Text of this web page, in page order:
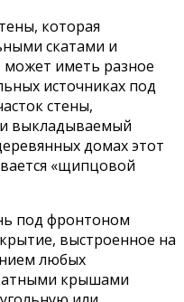
которая
скатами и
иметь разное
источниках под
стены,
выкладываемый
домах этот
«щипцовой
под фронтоном
выстроенное на
любых
крышами